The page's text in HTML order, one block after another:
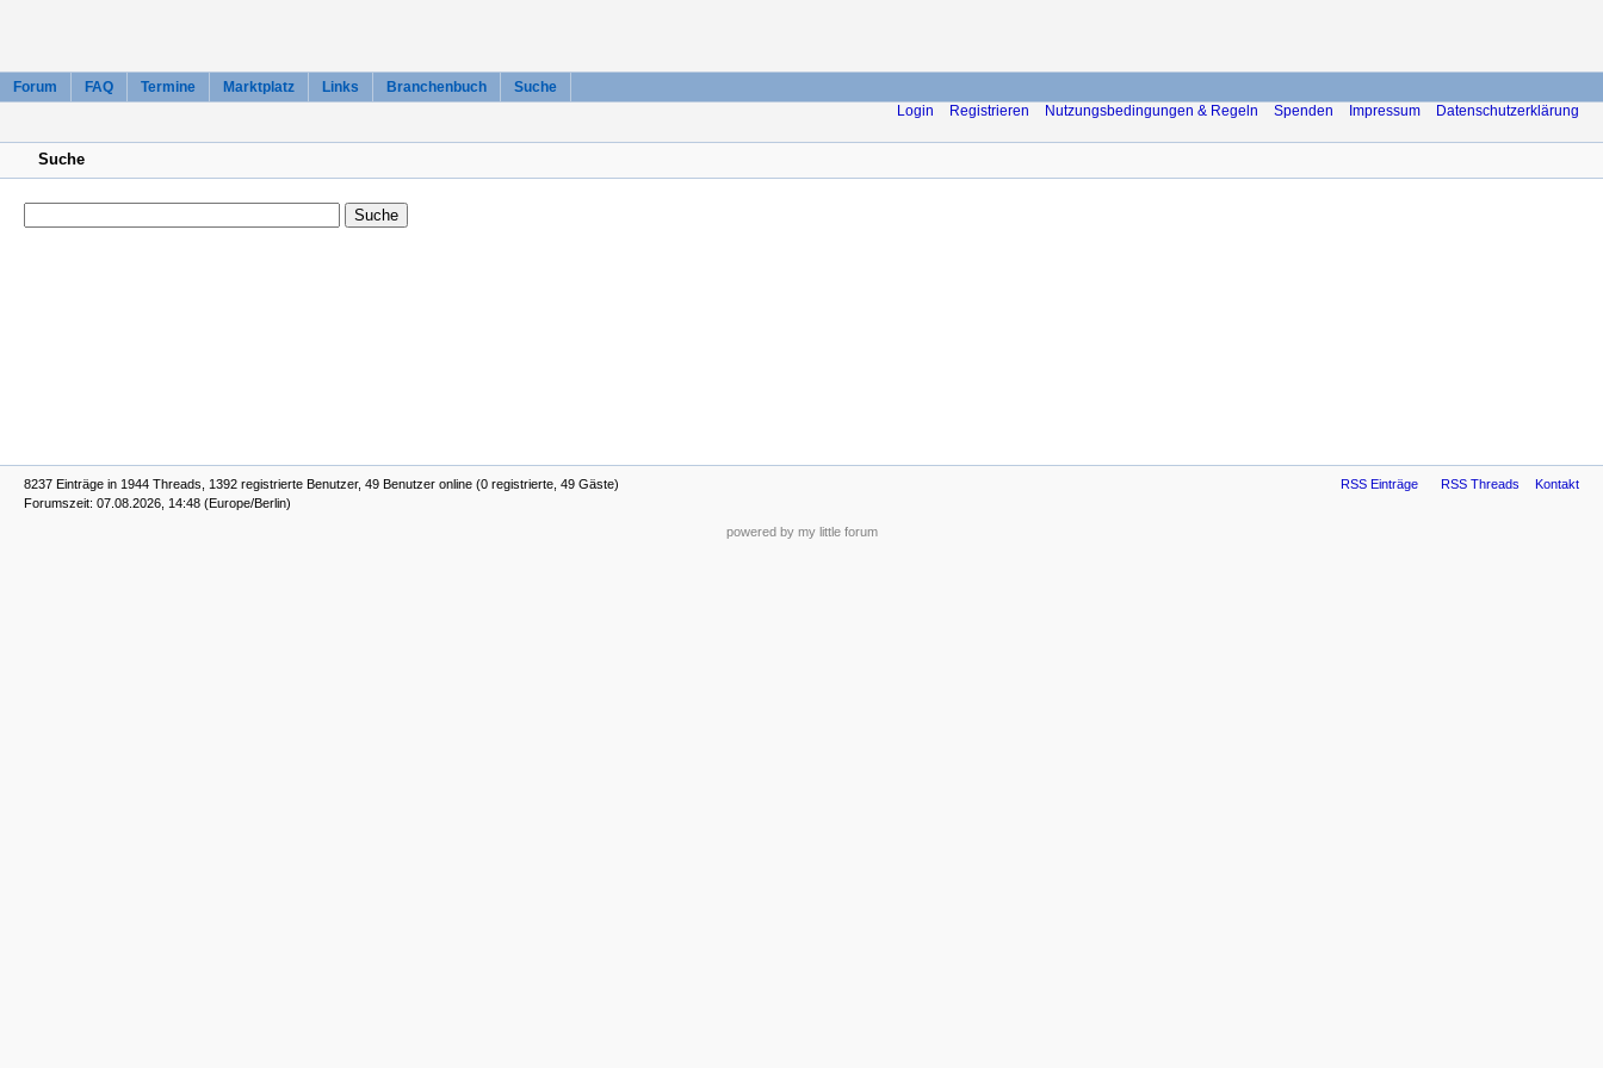
Forum FAQ Termine Marktplatz Links Branchenbuch
Suche
Login
Registrieren Nutzungsbedingungen & Regeln Spenden Impressum Datenschutzerklärung
Suche
8237 Einträge in 1944 Threads, 1392 registrierte Benutzer, 49 Benutzer online (0 registrierte, 49 Gäste)
Forumszeit: 07.08.2026, 14:48 (Europe/Berlin)
RSS Einträge RSS Threads Kontakt
powered by my little forum